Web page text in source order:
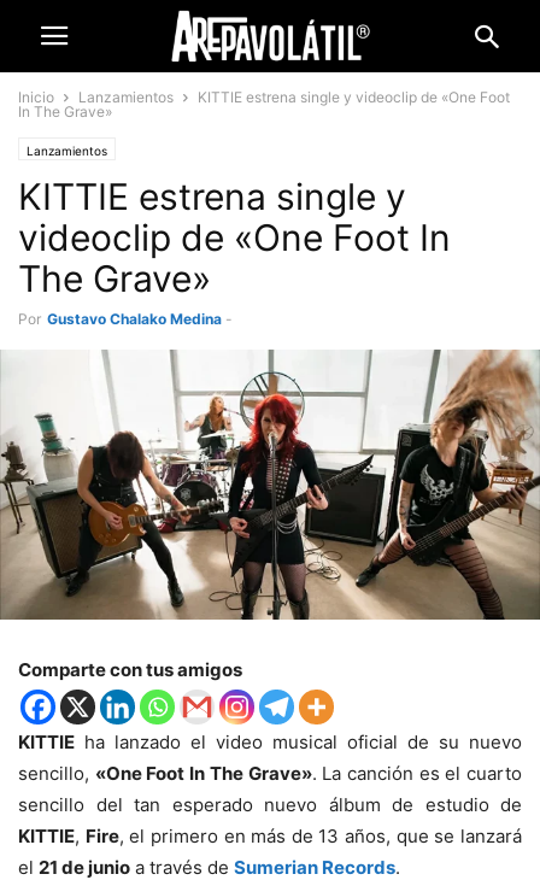
Inicio Lanzamientos
KITTIE estrena single y videoclip de «One Foot
In The Grave»
Lanzamientos
KITTIE estrena single y
videoclip de «One Foot In
The Grave»
Por Gustavo Chalako Medina -
Comparte con tus amigos
KITTIE ha lanzado el video musical oficial de su nuevo
sencillo, «One Foot In The Grave». La canción es el cuarto
sencillo del tan esperado nuevo álbum de estudio de
KITTIE, Fire, el primero en más de 13 años, que se lanzará
el 21 de junio a través de Sumerian Records.